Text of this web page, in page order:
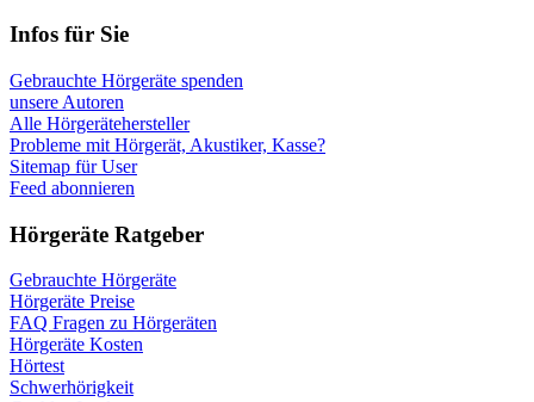
Infos für Sie
Gebrauchte Hörgeräte spenden
unsere Autoren
Alle Hörgerätehersteller
Probleme mit Hörgerät, Akustiker, Kasse?
Sitemap für User
Feed abonnieren
Hörgeräte Ratgeber
Gebrauchte Hörgeräte
Hörgeräte Preise
FAQ Fragen zu Hörgeräten
Hörgeräte Kosten
Hörtest
Schwerhörigkeit